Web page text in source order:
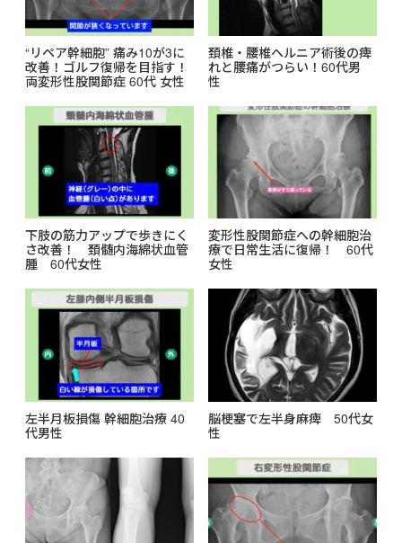
“リペア幹細胞” 痛み10が3に
改善！ゴルフ復帰を目指す！
両変形性股関節症 60代 女性
頚椎・腰椎ヘルニア術後の痺
れと腰痛がつらい！60代男
性
下肢の筋力アップで歩きにく
さ改善！ 頚髄内海綿状血管
腫 60代女性
変形性股関節症への幹細胞治
療で日常生活に復帰！ 60代
女性
左半月板損傷 幹細胞治療 40
代男性
脳梗塞で左半身麻痺 50代女
性